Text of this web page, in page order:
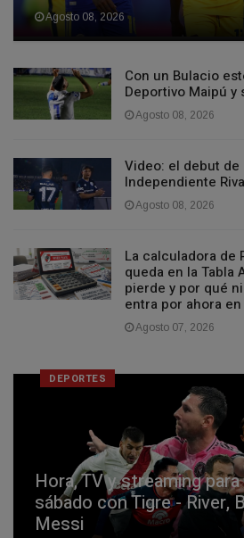
Agosto 08, 2026
Con un Bulacio
Deportivo Maipú
Agosto 08, 2026
Video: el debut de
Independiente
Agosto 08, 2026
La calculadora de
queda en la Tabla
pierde y por qué
entra por ahora
Agosto 07, 2026
DEPORTES
Hora, TV y streaming
sábado con Tigre - River,
Messi